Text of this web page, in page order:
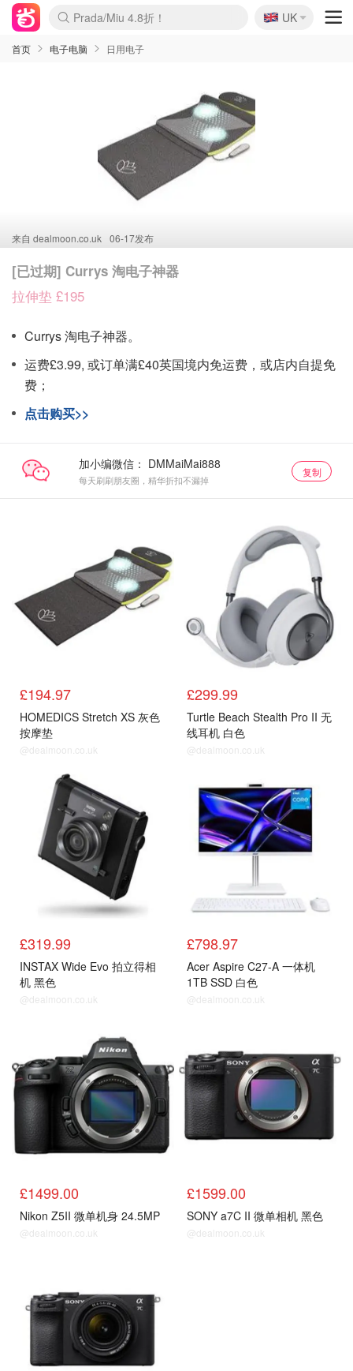
麦卢卡蜂蜜夏促！个位数！
Prada/Miu 4.8折！
啥？必胜客披萨5折！
🇬🇧
UK
首页 电子电脑 日用电子
来自 dealmoon.co.uk 06-17发布
[已过期] Currys 淘电子神器
拉伸垫 £195
Currys 淘电子神器。
运费£3.99, 或订单满£40英国境内免运费，或店内自提免
费；
点击购买>>
加小编微信：
每天刷刷朋友圈，精华折扣不漏掉
复制
£194.97
HOMEDICS Stretch XS 灰色
按摩垫
@dealmoon.co.uk
£299.99
Turtle Beach Stealth Pro II 无
线耳机 白色
@dealmoon.co.uk
£319.99
INSTAX Wide Evo 拍立得相
机 黑色
@dealmoon.co.uk
£798.97
Acer Aspire C27-A 一体机
1TB SSD 白色
@dealmoon.co.uk
£1499.00
Nikon Z5II 微单机身 24.5MP
@dealmoon.co.uk
£1599.00
SONY a7C II 微单相机 黑色
@dealmoon.co.uk